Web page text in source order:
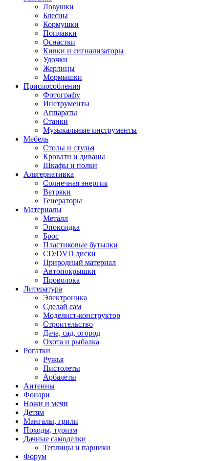
Ловушки
Блесны
Кормушки
Поплавки
Оснастки
Кивки и сигнализаторы
Удочки
Жерлицы
Мормышки
Приспособления
Фотографу
Инструменты
Аппараты
Станки
Музыкальные инструменты
Мебель
Столы и стулья
Кровати и диваны
Шкафы и полки
Альтернативка
Солнечная энергия
Ветряки
Генераторы
Материалы
Металл
Эпоксидка
Брос
Пластиковые бутылки
CD/DVD диски
Природный материал
Автопокрышки
Проволока
Литература
Электроника
Сделай сам
Моделист-конструктор
Строительство
Дача, сад, огород
Охота и рыбалка
Рогатки
Ружья
Пистолеты
Арбалеты
Антенны
Фонари
Ножи и мечи
Детям
Мангалы, грили
Походы, туризм
Дачные самоделки
Теплицы и парники
Форум